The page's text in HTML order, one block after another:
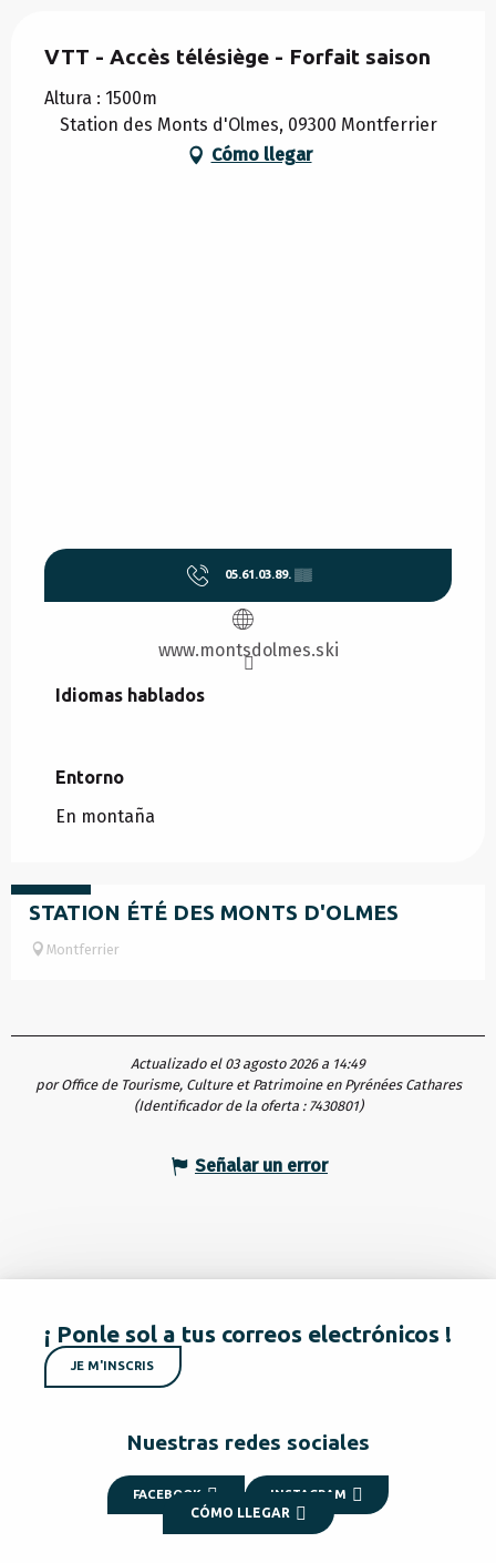
VTT - Accès télésiège - Forfait saison
Altura : 1500m
Station des Monts d'Olmes, 09300 Montferrier
Cómo llegar
05.61.03.89. ▒▒
www.montsdolmes.ski
Idiomas hablados
Idiomas hablados
Entorno
Entorno
En montaña
STATION ÉTÉ DES MONTS D'OLMES
Montferrier
Actualizado el 03 agosto 2026 a 14:49
por Office de Tourisme, Culture et Patrimoine en Pyrénées Cathares
(Identificador de la oferta : 7430801)
Señalar un error
¡ Ponle sol a tus correos electrónicos !
JE M'INSCRIS
Nuestras redes sociales
FACEBOOK INSTAGRAM
CÓMO LLEGAR